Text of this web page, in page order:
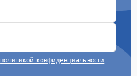
политикой конфиденциальности